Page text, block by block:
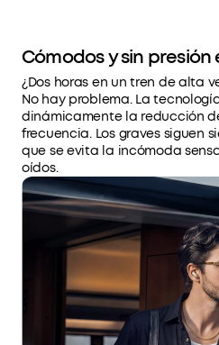
Cómodos y sin presión
¿Dos horas en un tren de alta
No hay problema. La
dinámicamente la reducción
frecuencia. Los graves siguen
que se evita la incómoda
oídos.